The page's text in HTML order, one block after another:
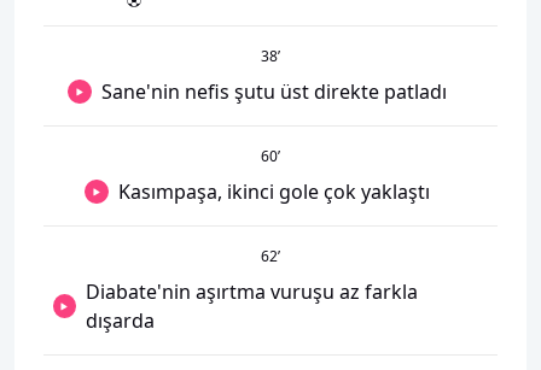
38’
Sane'nin nefis şutu üst direkte patladı
60’
Kasımpaşa, ikinci gole çok yaklaştı
62’
Diabate'nin aşırtma vuruşu az farkla
dışarda